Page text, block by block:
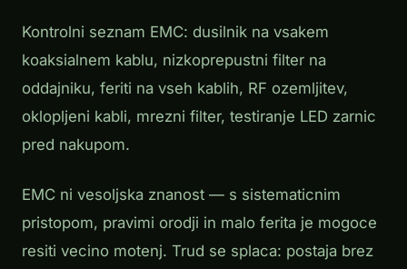
Kontrolni seznam EMC: dusilnik na vsakem
koaksialnem kablu, nizkoprepustni filter na
oddajniku, feriti na vseh kablih, RF ozemljitev,
oklopljeni kabli, mrezni filter, testiranje LED zarnic
pred nakupom.
EMC ni vesoljska znanost — s sistematicnim
pristopom, pravimi orodji in malo ferita je mogoce
resiti vecino motenj. Trud se splaca: postaja brez